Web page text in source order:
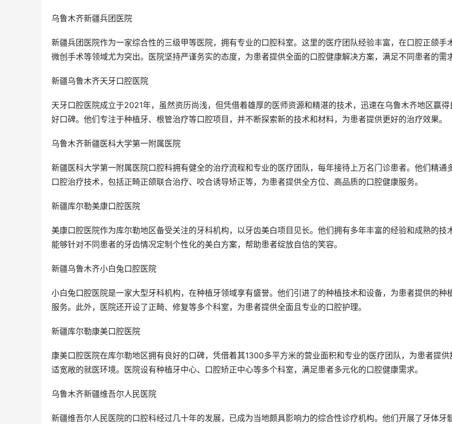
乌鲁木齐新疆兵团医院
新疆兵团医院作为一家综合性的三级甲等医院，拥有专业的口腔科室。这里的医疗团队经验丰富，在口腔正颌手术
微创手术等领域尤为突出。医院坚持严谨务实的态度，为患者提供全面的口腔健康解决方案，满足不同患者的需求
新疆乌鲁木齐天牙口腔医院
天牙口腔医院成立于2021年，虽然资历尚浅，但凭借着雄厚的医师资源和精湛的技术，迅速在乌鲁木齐地区赢得
好口碑。他们专注于种植牙、根管治疗等口腔项目，并不断探索新的技术和材料，为患者提供更好的治疗效果。
乌鲁木齐新疆医科大学第一附属医院
新疆医科大学第一附属医院口腔科拥有健全的治疗流程和专业的医疗团队，每年接待上万名门诊患者。他们精通
口腔治疗技术，包括正畸正颌联合治疗、咬合诱导矫正等，为患者提供全方位、高品质的口腔健康服务。
新疆库尔勒美康口腔医院
美康口腔医院作为库尔勒地区备受关注的牙科机构，以牙齿美白项目见长。他们拥有多年丰富的经验和成熟的技术
能够针对不同患者的牙齿情况定制个性化的美白方案，帮助患者绽放自信的笑容。
新疆乌鲁木齐小白兔口腔医院
小白兔口腔医院是一家大型牙科机构，在种植牙领域享有盛誉。他们引进了的种植技术和设备，为患者提供的种
服务。此外，医院还开设了正畸、修复等多个科室，为患者提供全面且专业的口腔护理。
新疆库尔勒康美口腔医院
康美口腔医院在库尔勒地区拥有良好的口碑，凭借着其1300多平方米的营业面积和专业的医疗团队，为患者提供
适宽敞的就医环境。医院设有种植牙中心、口腔矫正中心等多个科室，满足患者多元化的口腔健康需求。
乌鲁木齐新疆维吾尔人民医院
新疆维吾尔人民医院的口腔科经过几十年的发展，已成为当地颇具影响力的综合性诊疗机构。他们开展了牙体牙